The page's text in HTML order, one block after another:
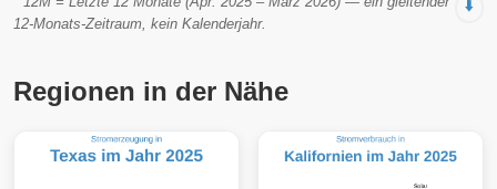
⬇️
12-Monats-Zeitraum, kein Kalenderjahr.
Regionen in der Nähe